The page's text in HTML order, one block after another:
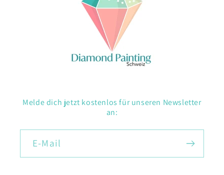
Melde dich jetzt kostenlos für unseren Newsletter
an:
E-Mail